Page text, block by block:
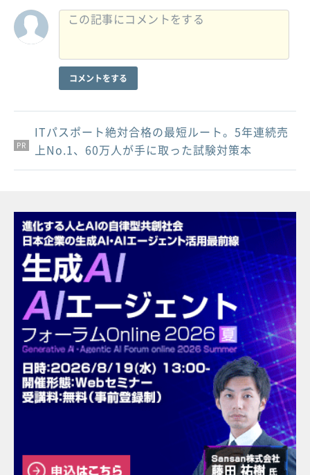
コメントをする
PR
PR
PR
ITパスポート絶対合格の最短ルート。5年連続売
上No.1、60万人が手に取った試験対策本